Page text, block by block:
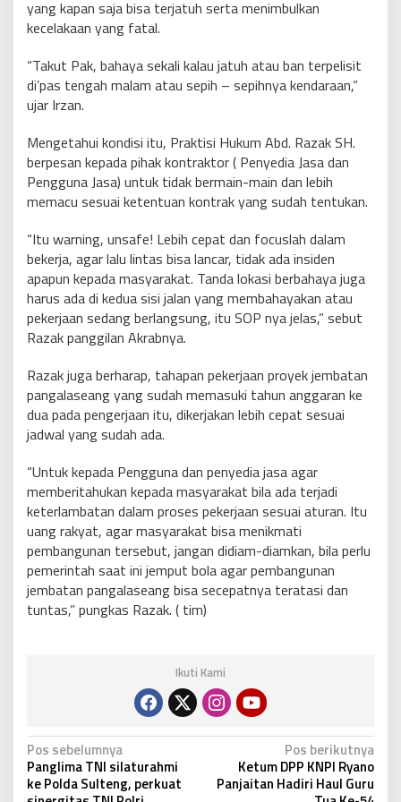
yang kapan saja bisa terjatuh serta menimbulkan
kecelakaan yang fatal.
“Takut Pak, bahaya sekali kalau jatuh atau ban terpelisit
di’pas tengah malam atau sepih – sepihnya kendaraan,”
ujar Irzan.
Mengetahui kondisi itu, Praktisi Hukum Abd. Razak SH.
berpesan kepada pihak kontraktor ( Penyedia Jasa dan
Pengguna Jasa) untuk tidak bermain-main dan lebih
memacu sesuai ketentuan kontrak yang sudah tentukan.
“Itu warning, unsafe! Lebih cepat dan focuslah dalam
bekerja, agar lalu lintas bisa lancar, tidak ada insiden
apapun kepada masyarakat. Tanda lokasi berbahaya juga
harus ada di kedua sisi jalan yang membahayakan atau
pekerjaan sedang berlangsung, itu SOP nya jelas,” sebut
Razak panggilan Akrabnya.
Razak juga berharap, tahapan pekerjaan proyek jembatan
pangalaseang yang sudah memasuki tahun anggaran ke
dua pada pengerjaan itu, dikerjakan lebih cepat sesuai
jadwal yang sudah ada.
“Untuk kepada Pengguna dan penyedia jasa agar
memberitahukan kepada masyarakat bila ada terjadi
keterlambatan dalam proses pekerjaan sesuai aturan. Itu
uang rakyat, agar masyarakat bisa menikmati
pembangunan tersebut, jangan didiam-diamkan, bila perlu
pemerintah saat ini jemput bola agar pembangunan
jembatan pangalaseang bisa secepatnya teratasi dan
tuntas,” pungkas Razak. ( tim)
Ikuti Kami
N
a
Pos sebelumnya
Panglima TNI silaturahmi
ke Polda Sulteng, perkuat
Pos berikutnya
Ketum DPP KNPI Ryano
Panjaitan Hadiri Haul Guru